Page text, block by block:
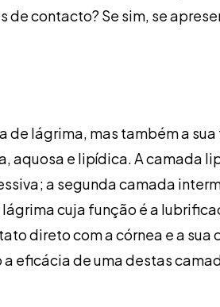
contacto? Se sim, se
de lágrima, mas também a
aquosa e lipídica. A camada
a segunda camada
cuja função é a
direto com a córnea e a sua
eficácia de uma destas